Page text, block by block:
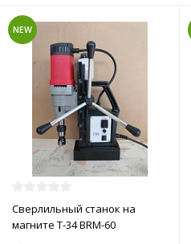
NEW
Сверлильный станок на
магните T-34 BRM-60